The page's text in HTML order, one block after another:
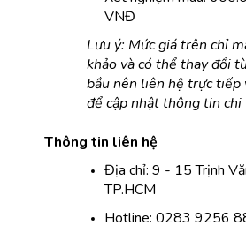
VNĐ
Lưu ý: Mức giá trên chỉ
khảo và có thể thay đổi
bầu nên liên hệ trực tiếp
để cập nhật thông tin
Thông tin liên hệ
Địa chỉ: 9 - 15 Trịnh
TP.HCM
Hotline: 0283 9256